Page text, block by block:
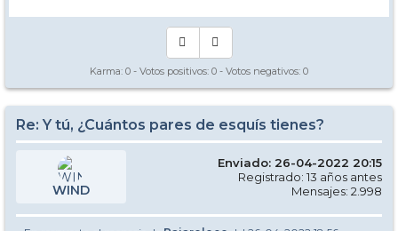
Karma: 0 - Votos positivos: 0 - Votos negativos: 0
Re: Y tú, ¿Cuántos pares de esquís tienes?
WIND
Enviado: 26-04-2022 20:15
Registrado: 13 años antes
Mensajes: 2.998